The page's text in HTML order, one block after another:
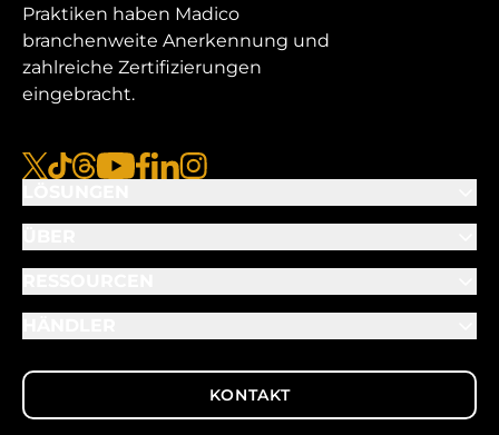
Praktiken haben Madico
branchenweite Anerkennung und
zahlreiche Zertifizierungen
eingebracht.
KONTAKT